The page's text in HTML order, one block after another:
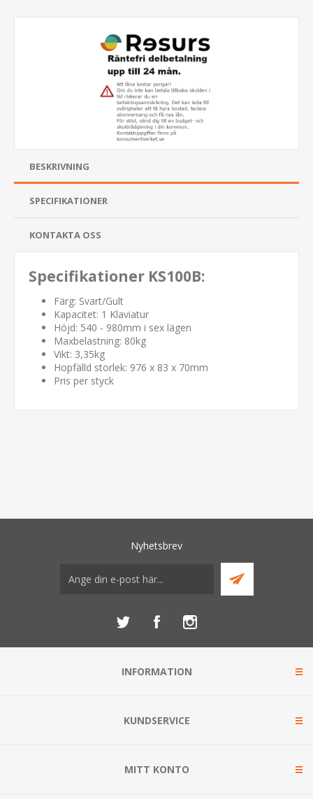
BESKRIVNING
SPECIFIKATIONER
KONTAKTA OSS
Specifikationer KS100B:
Färg: Svart/Gult
Kapacitet: 1 Klaviatur
Höjd: 540 - 980mm i sex lägen
Maxbelastning: 80kg
Vikt: 3,35kg
Hopfälld storlek: 976 x 83 x 70mm
Pris per styck
Nyhetsbrev
INFORMATION
KUNDSERVICE
MITT KONTO